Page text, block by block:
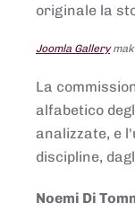
originale la
Joomla Gallery
La
alfabetico
analizzate, e
discipline,
Noemi Di